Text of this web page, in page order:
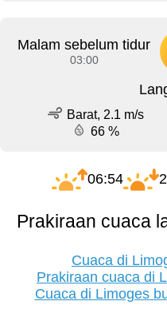
Malam sebelum tidur
03:00
Barat, 2.1 m/s
66 %
06:54
Prakiraan cuaca
Cuaca di
Prakiraan cuaca di
Cuaca di Limoges